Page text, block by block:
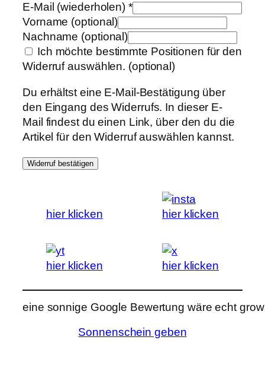
E-Mail (wiederholen) *
Vorname (optional)
Nachname (optional)
Ich möchte bestimmte Positionen für den
Widerruf auswählen. (optional)
Du erhältst eine E-Mail-Bestätigung über
den Eingang des Widerrufs. In dieser E-
Mail findest du einen Link, über den du die
Artikel für den Widerruf auswählen kannst.
Widerruf bestätigen
hier klicken hier klicken
hier klicken hier klicken
eine sonnige Google Bewertung wäre echt
Sonnenschein geben